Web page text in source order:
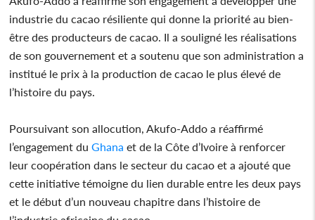
industrie du cacao résiliente qui donne la priorité au bien-
être des producteurs de cacao. Il a souligné les réalisations
de son gouvernement et a soutenu que son administration a
institué le prix à la production de cacao le plus élevé de
l’histoire du pays.
Poursuivant son allocution, Akufo-Addo a réaffirmé
l’engagement duGhana et de la Côte d’Ivoire à renforcer
leur coopération dans le secteur du cacao et a ajouté que
cette initiative témoigne du lien durable entre les deux pays
et le début d’un nouveau chapitre dans l’histoire de